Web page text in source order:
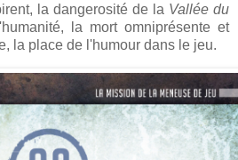
la dangerosité de la Vallée du
la mort omniprésente et
la place de l'humour dans le jeu.